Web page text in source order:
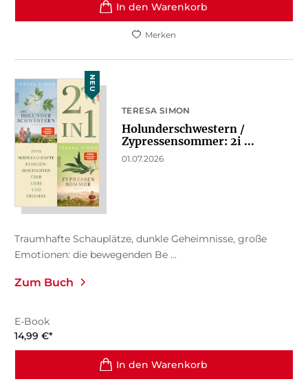
In den Warenkorb
Merken
NEU
TERESA SIMON
Holunderschwestern /
Zypressensommer: 2i ...
01.07.2026
Traumhafte Schauplätze, dunkle Geheimnisse, große
Emotionen: die bewegenden Be ...
Zum Buch
E-Book
14,99 €*
In den Warenkorb